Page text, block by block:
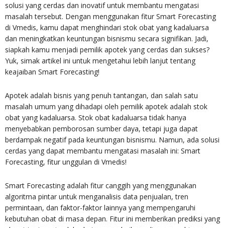
solusi yang cerdas dan inovatif untuk membantu mengatasi
masalah tersebut. Dengan menggunakan fitur Smart Forecasting
di Vmedis, kamu dapat menghindari stok obat yang kadaluarsa
dan meningkatkan keuntungan bisnismu secara signifikan. Jadi,
siapkah kamu menjadi pemilik apotek yang cerdas dan sukses?
Yuk, simak artikel ini untuk mengetahui lebih lanjut tentang
keajaiban Smart Forecasting!
Apotek adalah bisnis yang penuh tantangan, dan salah satu
masalah umum yang dihadapi oleh pemilik apotek adalah stok
obat yang kadaluarsa. Stok obat kadaluarsa tidak hanya
menyebabkan pemborosan sumber daya, tetapi juga dapat
berdampak negatif pada keuntungan bisnismu. Namun, ada solusi
cerdas yang dapat membantu mengatasi masalah ini: Smart
Forecasting, fitur unggulan di Vmedis!
Smart Forecasting adalah fitur canggih yang menggunakan
algoritma pintar untuk menganalisis data penjualan, tren
permintaan, dan faktor-faktor lainnya yang mempengaruhi
kebutuhan obat di masa depan. Fitur ini memberikan prediksi yang